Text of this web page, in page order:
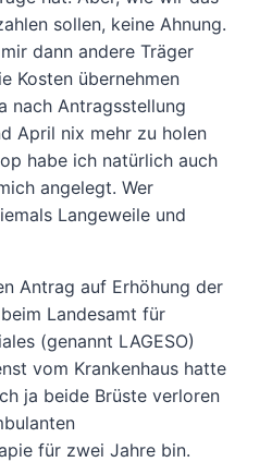
sollen, keine Ahnung.
dann andere Träger
Kosten übernehmen
nach Antragsstellung
April nix mehr zu holen
habe ich natürlich auch
angelegt. Wer
Langeweile und
Antrag auf Erhöhung der
Landesamt für
(genannt LAGESO)
vom Krankenhaus hatte
ja beide Brüste verloren
für zwei Jahre bin.